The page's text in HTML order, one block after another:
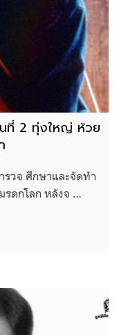
ที่ 2 ทุ่งใหญ่ ห้วย
วจ ศึกษาและจัดทำ
ดกโลก หลังจ …
ร ตอนที่ 2 ทุ่งใหญ่ ห้วยข